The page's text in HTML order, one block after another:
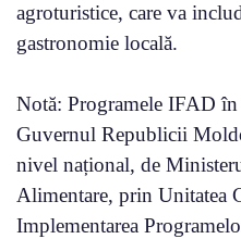
agroturistice, care va
gastronomie locală.
Notă: Programele IFAD
Guvernul Republicii
nivel național, de
Alimentare, prin Unitatea
Implementarea